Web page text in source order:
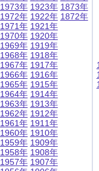
1973年
1972年
1971年
1970年
1969年
1968年
1967年
1966年
1965年
1964年
1963年
1962年
1961年
1960年
1959年
1958年
1957年
1923年
1922年
1921年
1920年
1919年
1918年
1917年
1916年
1915年
1914年
1913年
1912年
1911年
1910年
1909年
1908年
1907年
1873年
1872年